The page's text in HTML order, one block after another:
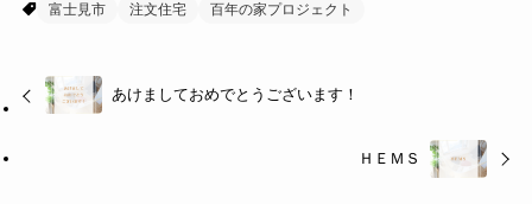
富士見市
注文住宅 百年の家プロジェクト
あけましておめでとうございます！
ＨＥＭＳ